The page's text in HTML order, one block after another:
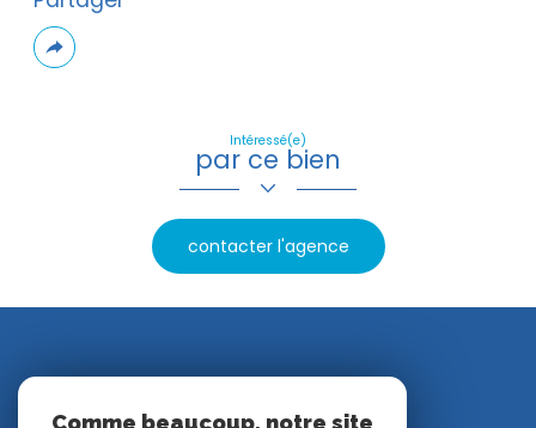
Plus
de
Intéressé(e)
par ce bien
contacter l'agence
Comme beaucoup, notre site